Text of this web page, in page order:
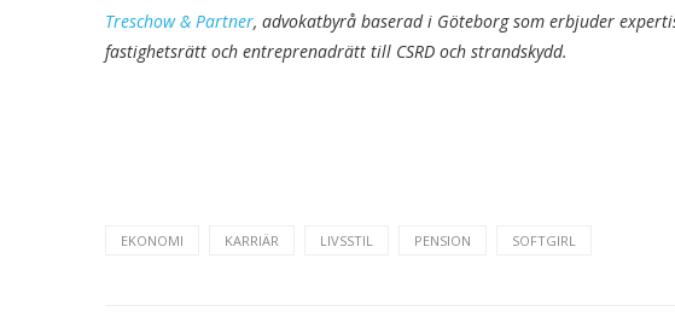
Treschow & Partner, advokatbyrå baserad i Göteborg som erbjuder
fastighetsrätt och entreprenadrätt till CSRD och strandskydd.
EKONOMI KARRIÄR LIVSSTIL PENSION SOFTGIRL